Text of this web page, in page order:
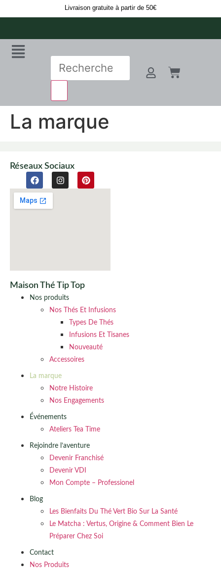
Livraison gratuite à partir de 50€
La marque
Réseaux Sociaux
Maison Thé Tip Top
Nos produits
Nos Thés Et Infusions
Types De Thés
Infusions Et Tisanes
Nouveauté
Accessoires
La marque
Notre Histoire
Nos Engagements
Événements
Ateliers Tea Time
Rejoindre l’aventure
Devenir Franchisé
Devenir VDI
Mon Compte – Professionel
Blog
Les Bienfaits Du Thé Vert Bio Sur La Santé
Le Matcha : Vertus, Origine & Comment Bien Le
Préparer Chez Soi
Contact
Nos Produits